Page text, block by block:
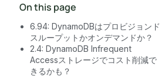
On this page
6.94: DynamoDBはプロビジョンド
スループットかオンデマンドか？
2.4: DynamoDB Infrequent
Accessストレージでコスト削減で
きるかも？